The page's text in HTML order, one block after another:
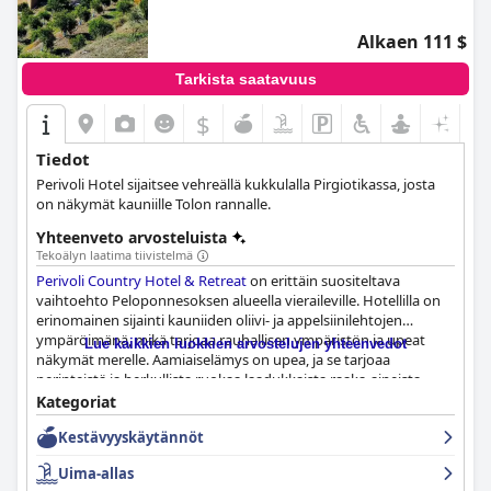
Alkaen 111 $
Tarkista saatavuus
$
Tiedot
Perivoli Hotel sijaitsee vehreällä kukkulalla Pirgiotikassa, josta
on näkymät kauniille Tolon rannalle.
Yhteenveto arvosteluista
Tekoälyn laatima tiivistelmä
Perivoli Country Hotel & Retreaton erittäin suositeltava
vaihtoehto Peloponnesoksen alueella vieraileville. Hotellilla on
erinomainen sijainti kauniiden oliivi- ja appelsiinilehtojen
ympäröimänä, mikä tarjoaa rauhallisen ympäristön ja upeat
näkymät merelle. Aamiaiselämys on upea, ja se tarjoaa
perinteistä ja herkullista ruokaa laadukkaista raaka-aineista
valmistettuna. Hotellin ravintolassa tarjoillaan herkullisia
perinteisiä kreikkalaisia ruokia tuoreista raaka-aineista
valmistettuna, mikä luo erinomaisen maatilalta pöytään -
elämyksen. Hotellissa on tilavat ja mukavat huoneet, joista
osassa on parvekkeet kauniilla näköaloilla. Henkilökunta on
Lue kaikkien luokkien arvostelujen yhteenvedot
Kategoriat
Kestävyyskäytännöt
Uima-allas